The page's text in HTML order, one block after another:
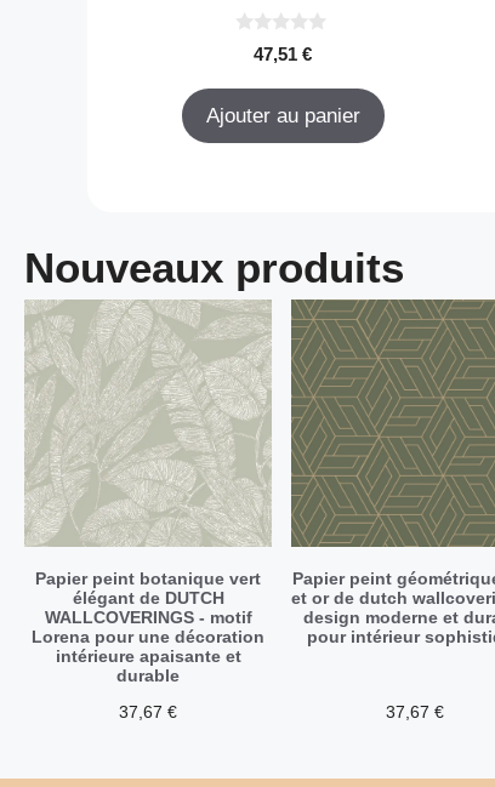
5
47,51€
Ajouter au panier
Nouveaux produits
Papier peint botanique vert
élégant de DUTCH
WALLCOVERINGS - motif
Lorena pour une décoration
intérieure apaisante et
durable
37,67 €
Papier peint
et or de dutch
design moderne et
pour intérieur
37,67 €